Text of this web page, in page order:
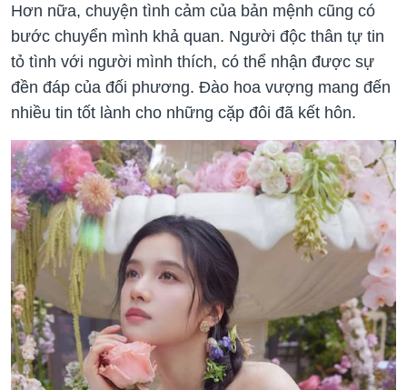
Hơn nữa, chuyện tình cảm của bản mệnh cũng có
bước chuyển mình khả quan. Người độc thân tự tin
tỏ tình với người mình thích, có thể nhận được sự
đền đáp của đối phương. Đào hoa vượng mang đến
nhiều tin tốt lành cho những cặp đôi đã kết hôn.